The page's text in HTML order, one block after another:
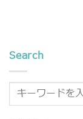
Search